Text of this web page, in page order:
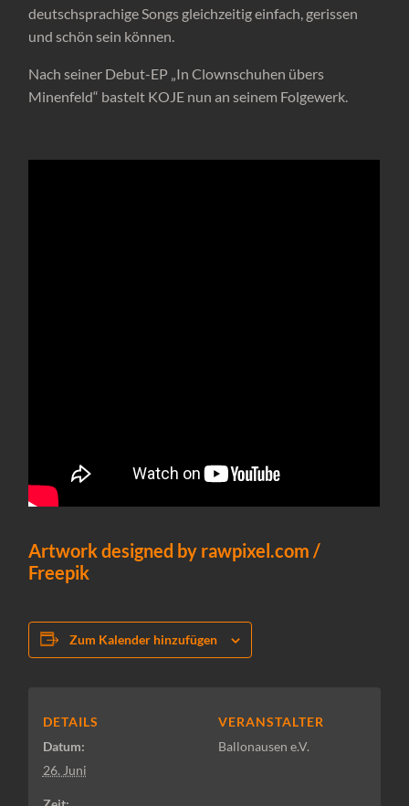
deutschsprachige Songs gleichzeitig einfach, gerissen
und schön sein können.
Nach seiner Debut-EP „In Clownschuhen übers
Minenfeld“ bastelt KOJE nun an seinem Folgewerk.
Artwork designed by rawpixel.com /
Freepik
Zum Kalender hinzufügen
DETAILS
Datum:
26. Juni
VERANSTALTER
Ballonausen e.V.